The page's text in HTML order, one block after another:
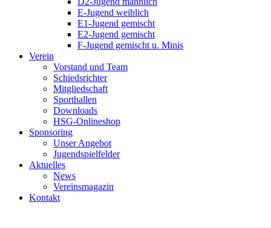
E-Jugend weiblich
E1-Jugend gemischt
E2-Jugend gemischt
F-Jugend gemischt u. Minis
Verein
Vorstand und Team
Schiedsrichter
Mitgliedschaft
Sporthallen
Downloads
HSG-Onlineshop
Sponsoring
Unser Angebot
Jugendspielfelder
Aktuelles
News
Vereinsmagazin
Kontakt